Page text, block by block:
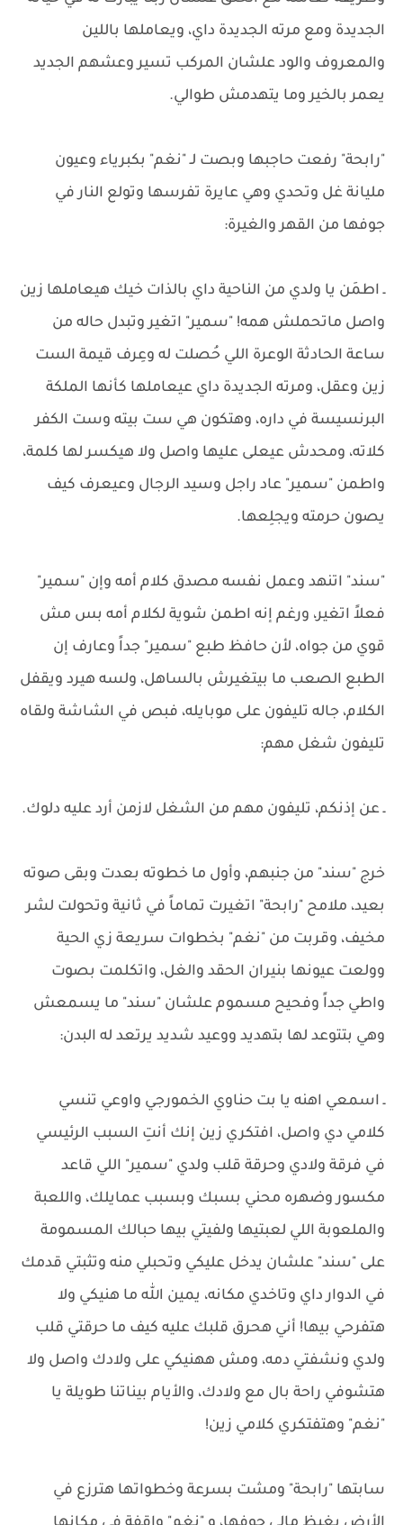
الجديدة ومع مرته الجديدة داي، ويعاملها باللين
والمعروف والود علشان المركب تسير وعشهم الجديد
يعمر بالخير وما يتهدمش طوالي.
"رابحة" رفعت حاجبها وبصت لـ "نغم" بكبرياء وعيون
مليانة غل وتحدي وهي عايرة تفرسها وتولع النار في
جوفها من القهر والغيرة:
ـ اطمَن يا ولدي من الناحية داي بالذات خيك هيعاملها زين
واصل ماتحملش همه! "سمير" اتغير وتبدل حاله من
ساعة الحادثة الوعرة اللي حُصلت له وعِرف قيمة الست
زين وعقل، ومرته الجديدة داي عيعاملها كأنها الملكة
البرنسيسة في داره، وهتكون هي ست بيته وست الكفر
كلاته، ومحدش عيعلى عليها واصل ولا هيكسر لها كلمة،
واطمن "سمير" عاد راجل وسيد الرجال وعيعرف كيف
يصون حرمته ويجلِعها.
"سند" اتنهد وعمل نفسه مصدق كلام أمه وإن "سمير"
فعلاً اتغير، ورغم إنه اطمن شوية لكلام أمه بس مش
قوي من جواه، لأن حافظ طبع "سمير" جداً وعارف إن
الطبع الصعب ما بيتغيرش بالساهل، ولسه هيرد ويقفل
الكلام، جاله تليفون على موبايله، فبص في الشاشة ولقاه
تليفون شغل مهم:
ـ عن إذنكم، تليفون مهم من الشغل لازمن أرد عليه دلوك.
خرج "سند" من جنبهم، وأول ما خطوته بعدت وبقى صوته
بعيد، ملامح "رابحة" اتغيرت تماماً في ثانية وتحولت لشر
مخيف، وقربت من "نغم" بخطوات سريعة زي الحية
وولعت عيونها بنيران الحقد والغل، واتكلمت بصوت
واطي جداً وفحيح مسموم علشان "سند" ما يسمعش
وهي بتتوعد لها بتهديد ووعيد شديد يرتعد له البدن:
ـ اسمعي اهنه يا بت حناوي الخمورجي واوعي تنسي
كلامي دي واصل، افتكري زين إنك أنتِ السبب الرئيسي
في فرقة ولادي وحرقة قلب ولدي "سمير" اللي قاعد
مكسور وضهره محني بسبك وبسبب عمايلك، واللعبة
والملعوبة اللي لعبتيها ولفيتي بيها حبالك المسمومة
على "سند" علشان يدخل عليكي وتحبلي منه وتثبتي قدمك
في الدوار داي وتاخدي مكانه، يمين الله ما هنيكي ولا
هتفرحي بيها! أني هحرق قلبك عليه كيف ما حرقتي قلب
ولدي ونشفتي دمه، ومش ههنيكي على ولادك واصل ولا
هتشوفي راحة بال مع ولادك، والأيام بيناتنا طويلة يا
"نغم" وهتفتكري كلامي زين!
سابتها "رابحة" ومشت بسرعة وخطواتها هترزع في